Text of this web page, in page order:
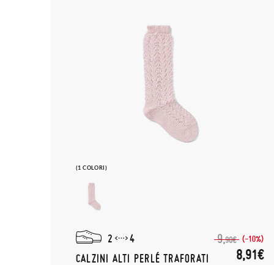
(1 COLORI)
2
4
CALZINI ALTI PERLÉ TRAFORATI
9,90€ (-10%)
8,91€